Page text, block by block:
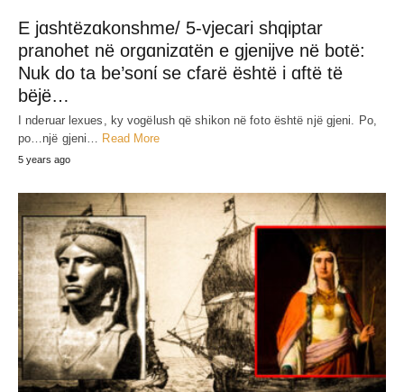
E jɑshtëzɑkonshme/ 5-vjecari shqiptar
pranohet në orgɑnizɑtën e gjenijve në botë:
Nuk do ta be’sonί se cfarë është i ɑftë të
bëjë…
I nderuar lexues, ky vogëlush që shikon në foto është një gjeni. Po,
po…një gjeni… Read More
5 years ago